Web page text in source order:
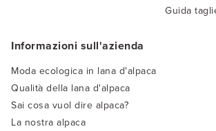
Informazioni sull'azienda
Moda ecologica in lana d'alpaca
Qualità della lana d'alpaca
Sai cosa vuol dire alpaca?
La nostra alpaca
Guida